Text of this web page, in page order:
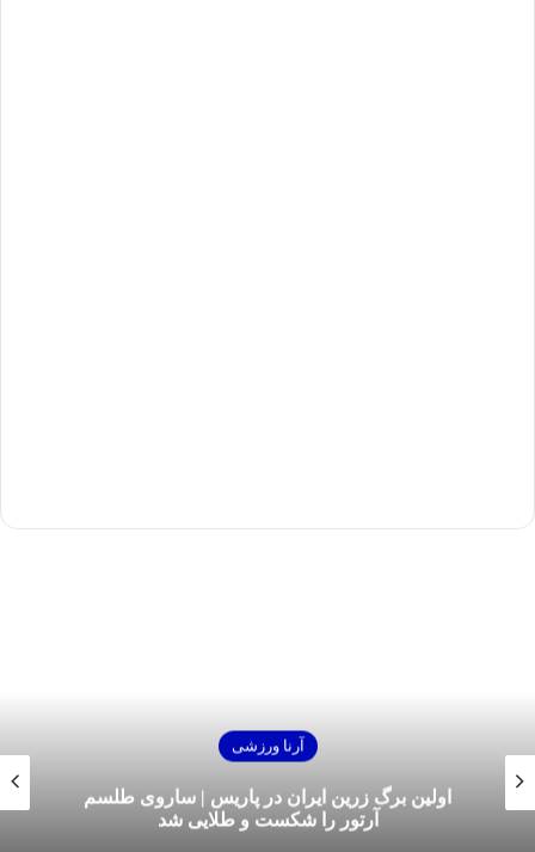
آرنا ورزشی
اولین برگ زرین ایران در پاریس | ساروی طلسم
آرتور را شکست و طلایی شد